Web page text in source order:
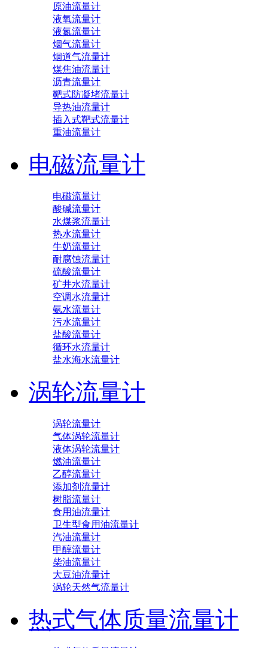
原油流量计
液氧流量计
液氮流量计
烟气流量计
烟道气流量计
煤焦油流量计
沥青流量计
靶式防凝堵流量计
导热油流量计
插入式靶式流量计
重油流量计
电磁流量计
电磁流量计
酸碱流量计
水煤浆流量计
热水流量计
牛奶流量计
耐腐蚀流量计
硫酸流量计
矿井水流量计
空调水流量计
氨水流量计
污水流量计
盐酸流量计
循环水流量计
盐水海水流量计
涡轮流量计
涡轮流量计
气体涡轮流量计
液体涡轮流量计
燃油流量计
乙醇流量计
添加剂流量计
树脂流量计
食用油流量计
卫生型食用油流量计
汽油流量计
甲醇流量计
柴油流量计
大豆油流量计
涡轮天然气流量计
热式气体质量流量计